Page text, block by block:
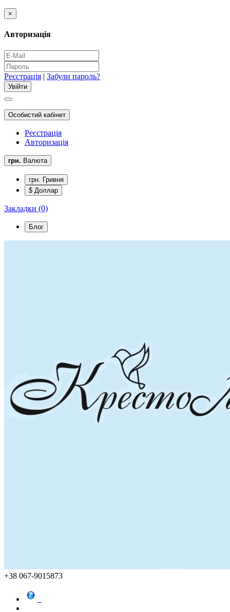
×
Авторизація
Реєстрація | Забули пароль?
Особистий кабінет
Реєстрація
Авторизація
грн. Валюта
грн. Гривня
$ Доллар
Закладки (0)
Блог
+38 067-9015873